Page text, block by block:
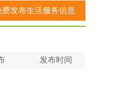
费发布生活服务信息
发布时间